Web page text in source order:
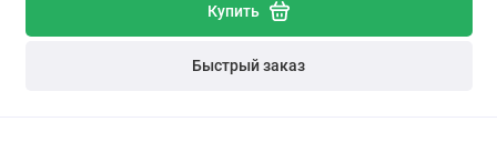
Купить
Быстрый заказ